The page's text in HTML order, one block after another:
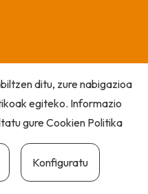
ditu, zure nabigazioa
egiteko. Informazio
gureCookien Politika
Konfiguratu